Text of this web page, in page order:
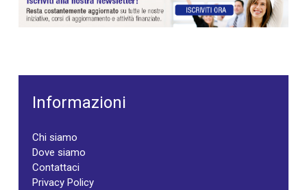
Informazioni
Chi siamo
Dove siamo
Contattaci
Privacy Policy